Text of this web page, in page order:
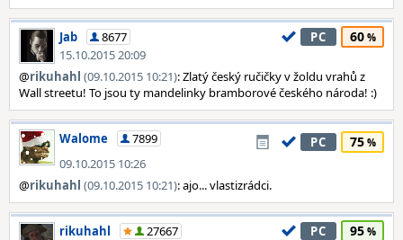
Jab
8677
15.10.2015 20:09
PC 60
@rikuhahl (09.10.2015 10:21): Zlatý český ručičky v žoldu vrahů z
Wall streetu! To jsou ty mandelinky bramborové českého národa! :)
Walome
7899
09.10.2015 10:26
PC 75
@rikuhahl (09.10.2015 10:21): ajo... vlastizrádci.
rikuhahl
27667
PC 95